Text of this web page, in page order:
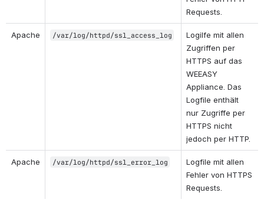
Requests.
Apache /var/log/httpd/ssl_access_log
Logilfe mit allen
Zugriffen per
HTTPS auf das
WEEASY
Appliance. Das
Logfile enthält
nur Zugriffe per
HTTPS nicht
jedoch per HTTP.
Apache /var/log/httpd/ssl_error_log
Logfile mit allen
Fehler von HTTPS
Requests.